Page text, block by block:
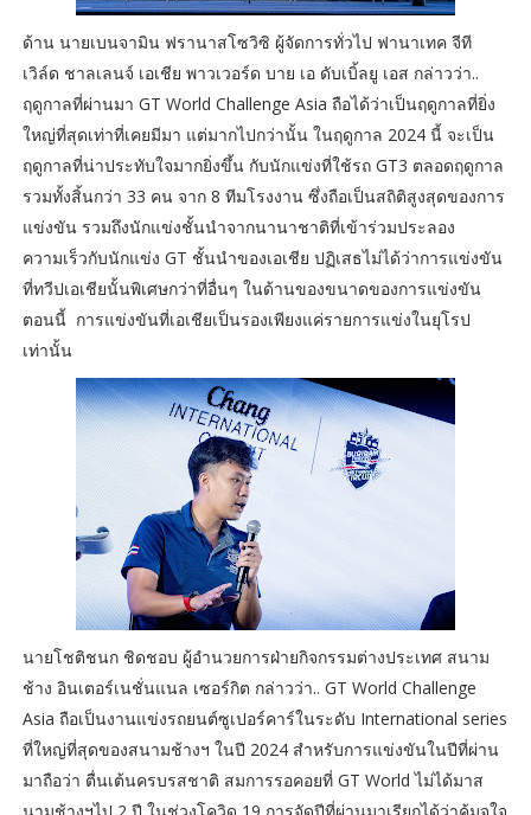
ด้าน นายเบนจามิน ฟรานาสโซวิซิ ผู้จัดการทั่วไป ฟานาเทค จีที
เวิล์ด ชาลเลนจ์ เอเชีย พาวเวอร์ด บาย เอ ดับเบิ้ลยู เอส กล่าวว่า..
ฤดูกาลที่ผ่านมา GT World Challenge Asia ถือได้ว่าเป็นฤดูกาลที่ยิ่ง
ใหญ่ที่สุดเท่าที่เคยมีมา แต่มากไปกว่านั้น ในฤดูกาล 2024 นี้ จะเป็น
ฤดูกาลที่น่าประทับใจมากยิ่งขึ้น กับนักแข่งที่ใช้รถ GT3 ตลอดฤดูกาล
รวมทั้งสิ้นกว่า 33 คน จาก 8 ทีมโรงงาน ซึ่งถือเป็นสถิติสูงสุดของการ
แข่งขัน รวมถึงนักแข่งชั้นนำจากนานาชาติที่เข้าร่วมประลอง
ความเร็วกับนักแข่ง GT ชั้นนำของเอเชีย ปฏิเสธไม่ได้ว่าการแข่งขัน
ที่ทวีปเอเชียนั้นพิเศษกว่าที่อื่นๆ ในด้านของขนาดของการแข่งขัน
ตอนนี้ การแข่งขันที่เอเชียเป็นรองเพียงแค่รายการแข่งในยุโรป
เท่านั้น
นายโชติชนก ชิดชอบ ผู้อำนวยการฝ่ายกิจกรรมต่างประเทศ สนาม
ช้าง อินเตอร์เนชั่นแนล เซอร์กิต กล่าวว่า.. GT World Challenge
Asia ถือเป็นงานแข่งรถยนต์ซูเปอร์คาร์ในระดับ International series
ที่ใหญ่ที่สุดของสนามช้างฯ ในปี 2024 สำหรับการแข่งขันในปีที่ผ่าน
มาถือว่า ตื่นเต้นครบรสชาติ สมการรอคอยที่ GT World ไม่ได้มาส